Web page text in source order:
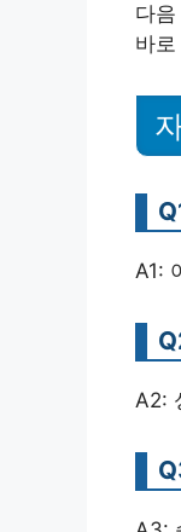
다
바
A1:
A2: